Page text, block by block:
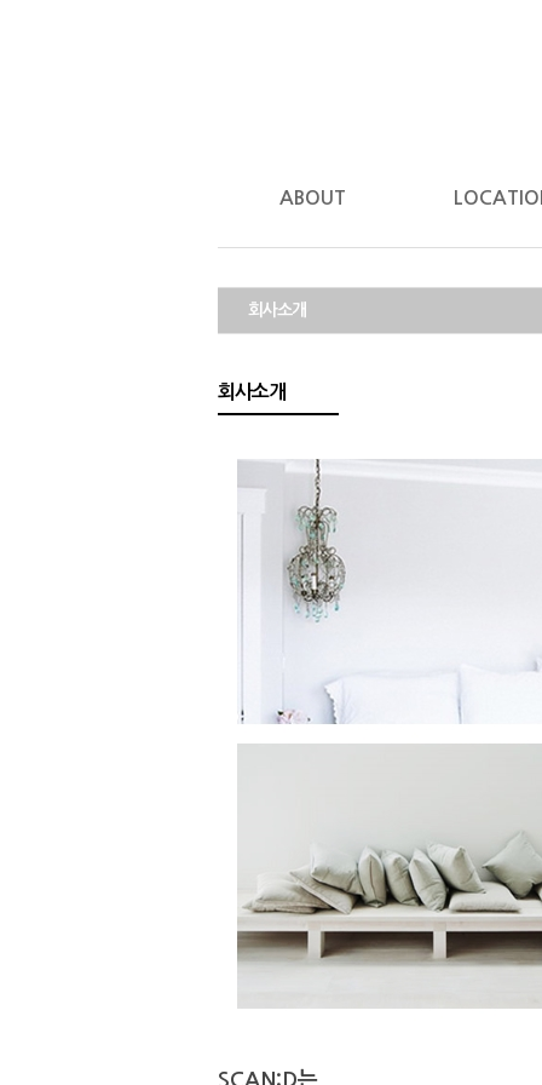
ABOUT
회사소개
회사소개
SCAN:D는